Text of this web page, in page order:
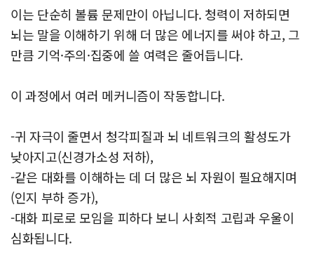
이는 단순히 볼륨 문제만이 아닙니다. 청력이 저하되면
뇌는 말을 이해하기 위해 더 많은 에너지를 써야 하고, 그
만큼 기억·주의·집중에 쓸 여력은 줄어듭니다.
이 과정에서 여러 메커니즘이 작동합니다.
-귀 자극이 줄면서 청각피질과 뇌 네트워크의 활성도가
낮아지고(신경가소성 저하),
-같은 대화를 이해하는 데 더 많은 뇌 자원이 필요해지며
(인지 부하 증가),
-대화 피로로 모임을 피하다 보니 사회적 고립과 우울이
심화됩니다.